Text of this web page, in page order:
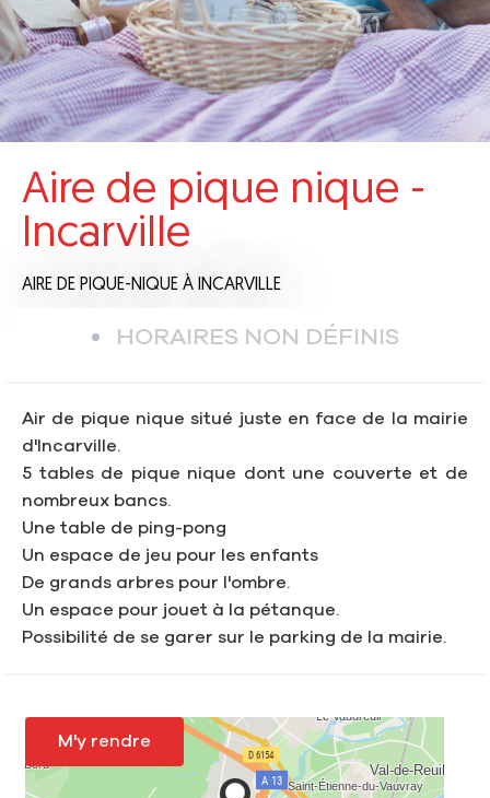
Aire de pique nique -
Incarville
AIRE DE PIQUE-NIQUE À INCARVILLE
HORAIRES NON DÉFINIS
Air de pique nique situé juste en face de la mairie
d'Incarville.
5 tables de pique nique dont une couverte et de
nombreux bancs.
Une table de ping-pong
Un espace de jeu pour les enfants
De grands arbres pour l'ombre.
Un espace pour jouet à la pétanque.
Possibilité de se garer sur le parking de la mairie.
M'y rendre